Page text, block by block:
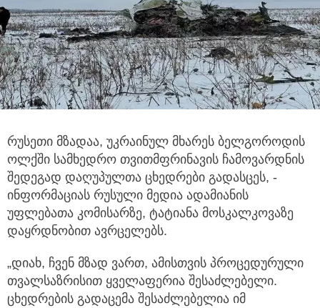
რუსეთი მზადაა, უკრაინულ მხარეს ბელგოროდის
ოლქში სამხედრო თვითმფრინავის ჩამოვარდნის
შედეგად დაღუპულთა ცხედრები გადასცეს, -
ინფორმაციას რუსული მედია ადამიანის
უფლებათა კომისარზე, ტატიანა მოსკალკოვაზე
დაყრდნობით ავრცელებს.
„დიახ, ჩვენ მზად ვართ, ამისთვის პროცედურული
თვალსაზრისით ყველაფერია შესაძლებელი.
ცხედრების გადაცემა შესაძლებელია იმ